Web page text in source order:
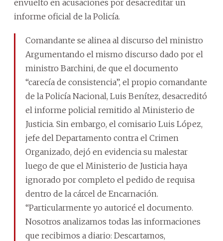
envuelto en acusaciones por desacreditar un
informe oficial de la Policía.
Comandante se alinea al discurso del ministro
Argumentando el mismo discurso dado por el
ministro Barchini, de que el documento
“carecía de consistencia”, el propio comandante
de la Policía Nacional, Luis Benítez, desacreditó
el informe policial remitido al Ministerio de
Justicia. Sin embargo, el comisario Luis López,
jefe del Departamento contra el Crimen
Organizado, dejó en evidencia su malestar
luego de que el Ministerio de Justicia haya
ignorado por completo el pedido de requisa
dentro de la cárcel de Encarnación.
“Particularmente yo autoricé el documento.
Nosotros analizamos todas las informaciones
que recibimos a diario: Descartamos,